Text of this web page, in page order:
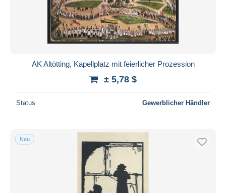
AK Altötting, Kapellplatz mit feierlicher Prozession
± 5,78 $
Status Gewerblicher Händler
Neu